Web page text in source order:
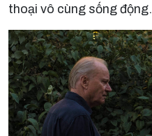
thoại vô cùng sống động.